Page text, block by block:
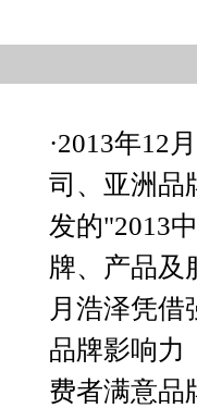
·2013年12
司、亚洲品
发的"2013
牌、产品及
月浩泽凭
品牌影响力
费者满意品